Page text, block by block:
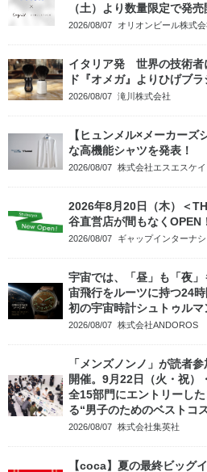
（土）より数量限定で発売
2026/08/07 オリオンビール株式会
イタリア発 世界の技術者
ド『オメガ』よりひげブ
2026/08/07 滝川株式会社
【ヒュンメル×メーカー
な高機能シャツを発表！
2026/08/07 株式会社エスエスケイ
2026年8月20日（木）＜
谷直営店が間もなくOPEN
2026/08/07 ギャップインターナ
宇宙では、「昼」も「夜
宙飛行をルーツに持つ24
初の宇宙時計シュトゥルマ
2026/08/07 株式会社ANDOROS
「メンズノンノ」が読者
開催。9月22日（火・祝）
全15部門にエントリーし
る“男子のためのベストコ
2026/08/07 株式会社集英社
【coca】夏の最終ビッグ